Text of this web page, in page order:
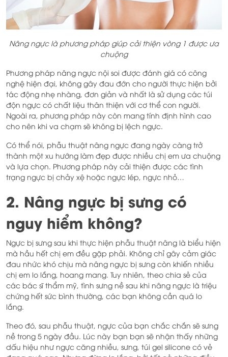
Nâng ngực là phương pháp giúp cải thiện vòng 1 được ưa
chuộng
Phương pháp nâng ngực nội soi được đánh giá có công
nghệ hiện đại, không gây đau đớn cho người thực hiện bởi
tác động nhẹ nhàng, đơn giản và nhất là sử dụng các túi
độn ngực có chất liệu thân thiện với cơ thể con người.
Ngoài ra, phương pháp này còn mang tính định hình cao
cho nên khi va chạm sẽ không bị lệch ngực.
Có thể nói, phẫu thuật nâng ngực đang ngày càng trở
thành một xu hướng làm đẹp được nhiều chị em ưa chuộng
và lựa chọn. Phương pháp này cải thiện được các tình
trạng ngực bị chảy xệ hoặc ngực lép, ngực nhỏ…
2. Nâng ngực bị sưng có
nguy hiểm không?
Ngực bị sưng sau khi thực hiện phẫu thuật nâng là biểu hiện
mà hầu hết chị em đều gặp phải. Không chỉ gây cảm giác
đau nhức khó chịu mà nâng ngực bị sưng còn khiến nhiều
chị em lo lắng, hoang mang. Tuy nhiên, theo chia sẻ của
các bác sĩ thẩm mỹ, tình sưng nề sau khi nâng ngực là triệu
chứng hết sức bình thường, các bạn không cần quá lo
lắng.
Theo đó, sau phẫu thuật, ngực của bạn chắc chắn sẽ sưng
nề trong 5 ngày đầu. Lúc này bạn bạn sẽ nhận thấy những
dấu hiệu như ngực căng nhiều, sưng, túi gel silicone có vẻ